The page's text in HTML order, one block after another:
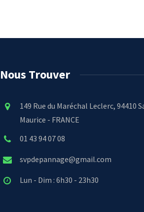
Nous Trouver
149 Rue du Maréchal Leclerc, 94410
Maurice - FRANCE
01 43 94 07 08
svpdepannage@gmail.com
Lun - Dim : 6h30 - 23h30